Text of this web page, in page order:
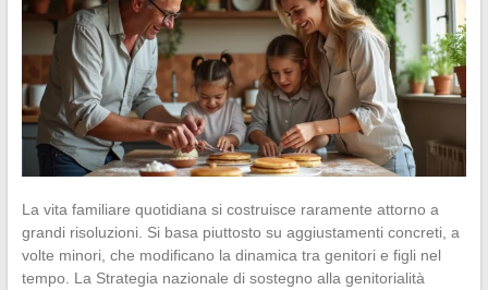
La vita familiare quotidiana si costruisce raramente attorno a
grandi risoluzioni. Si basa piuttosto su aggiustamenti concreti, a
volte minori, che modificano la dinamica tra genitori e figli nel
tempo. La Strategia nazionale di sostegno alla genitorialità